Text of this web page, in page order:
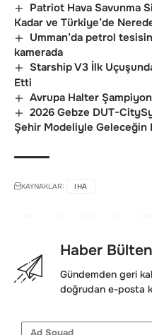
Patriot Hava Savunma
Kadar ve Türkiye’de
Umman’da petrol
kamerada
Starship V3 İlk
Etti
Avrupa Halter
2026 Gebze DUT-
Şehir Modeliyle Geleceğin
KAYNAKLAR: IHA
Haber
Gündemden geri
doğrudan e-posta